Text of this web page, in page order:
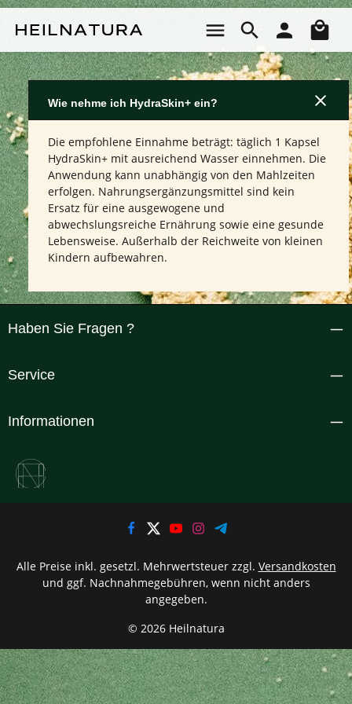
Wie nehme ich HydraSkin+ ein?
Die empfohlene Einnahme beträgt: täglich 1 Kapsel
HydraSkin+ mit ausreichend Wasser einnehmen. Die
Anwendung kann unabhängig von den Mahlzeiten
erfolgen. Nahrungsergänzungsmittel sind kein
Ersatz für eine ausgewogene und
abwechslungsreiche Ernährung sowie eine gesunde
Lebensweise. Außerhalb der Reichweite von kleinen
Kindern aufbewahren.
Haben Sie Fragen ?
Service
Informationen
© 2026 Heilnatura
Alle Preise inkl. gesetzl. Mehrwertsteuer zzgl. Versandkosten
und ggf. Nachnahmegebühren, wenn nicht anders
angegeben.